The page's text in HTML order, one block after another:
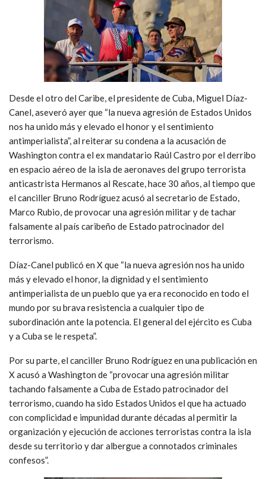
Desde el otro del Caribe, el presidente de Cuba, Miguel Díaz-
Canel, aseveró ayer que “la nueva agresión de Estados Unidos
nos ha unido más y elevado el honor y el sentimiento
antimperialista”, al reiterar su condena a la acusación de
Washington contra el ex mandatario Raúl Castro por el derribo
en espacio aéreo de la isla de aeronaves del grupo terrorista
anticastrista Hermanos al Rescate, hace 30 años, al tiempo que
el canciller Bruno Rodríguez acusó al secretario de Estado,
Marco Rubio, de provocar una agresión militar y de tachar
falsamente al país caribeño de Estado patrocinador del
terrorismo.
Díaz-Canel publicó en X que “la nueva agresión nos ha unido
más y elevado el honor, la dignidad y el sentimiento
antimperialista de un pueblo que ya era reconocido en todo el
mundo por su brava resistencia a cualquier tipo de
subordinación ante la potencia. El general del ejército es Cuba
y a Cuba se le respeta”.
Por su parte, el canciller Bruno Rodríguez en una publicación en
X acusó a Washington de “provocar una agresión militar
tachando falsamente a Cuba de Estado patrocinador del
terrorismo, cuando ha sido Estados Unidos el que ha actuado
con complicidad e impunidad durante décadas al permitir la
organización y ejecución de acciones terroristas contra la isla
desde su territorio y dar albergue a connotados criminales
confesos”.